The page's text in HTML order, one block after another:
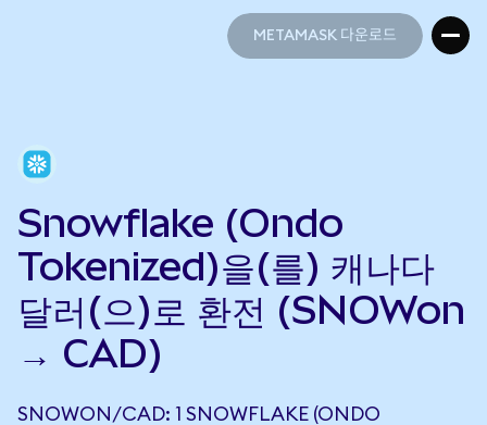
METAMASK 다운로드
Snowflake (Ondo
Tokenized)을(를) 캐나다
달러(으)로 환전 (SNOWon
→ CAD)
SNOWON/CAD: 1 SNOWFLAKE (ONDO